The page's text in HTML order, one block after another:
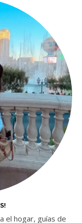
el hogar, guías de